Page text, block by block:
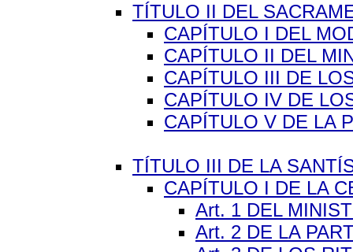
TÍTULO II DEL
CAPÍTULO I DEL
CAPÍTULO II DEL
CAPÍTULO III DE
CAPÍTULO IV DE
CAPÍTULO V DE LA
TÍTULO III DE LA
CAPÍTULO I DE LA
Art. 1 DEL
Art. 2 DE LA